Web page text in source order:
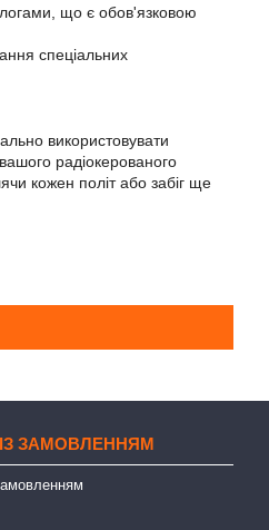
що є обов'язковою
спеціальних
використовувати
радіокерованого
кожен політ або забіг ще
ЗАМОВЛЕННЯМ